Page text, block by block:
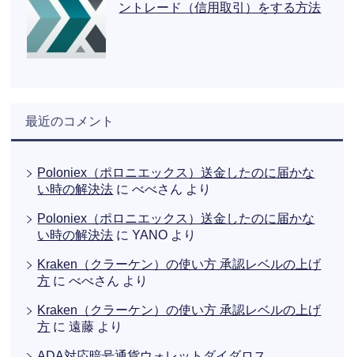
ントレード（信用取引）をする方法
最近のコメント
Poloniex（ポロニエックス）送金したのに届かな
い時の解決法 にべべさん より
Poloniex（ポロニエックス）送金したのに届かな
い時の解決法 にYANO より
Kraken（クラーケン）の使い方 承認レベルの上げ
方 にべべさん より
Kraken（クラーケン）の使い方 承認レベルの上げ
方 に遠藤 より